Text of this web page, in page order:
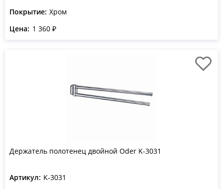
Покрытие: Хром
Цена: 1 360 ₽
Держатель полотенец двойной Oder K-3031
Артикул: K-3031